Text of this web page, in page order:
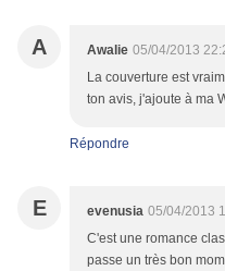
A Awalie 05/04/2013
La couverture est
ton avis, j'ajoute à ma
Répondre
E evenusia 05/04/2013
C'est une romance
passe un très bon